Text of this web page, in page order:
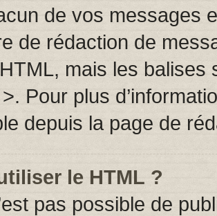
de vos messages
de rédaction de
mais les
Pour plus
depuis la page de
le HTML ?
pas possible de